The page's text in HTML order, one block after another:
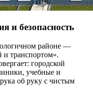
и безопасность
районе —
и транспортом».
городской
учебные и
об руку с чистым